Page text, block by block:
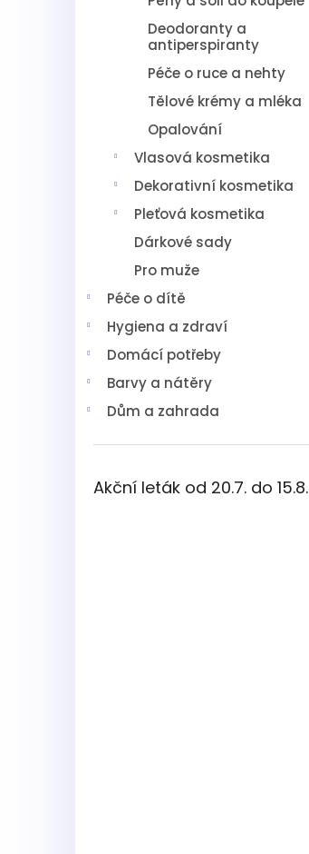
Deodoranty a
antiperspiranty
Péče o ruce a nehty
Tělové krémy a mléka
Opalování
Vlasová kosmetika
Dekorativní kosmetika
Pleťová kosmetika
Dárkové sady
Pro muže
Péče o dítě
Hygiena a zdraví
Domácí potřeby
Barvy a nátěry
Dům a zahrada
Akční leták od 20.7. do 15.8.